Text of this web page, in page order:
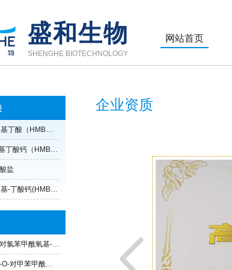
盛和生物
SHENGHE BIOTECHNOLOGY
网站首页
β-羟基-β-甲基丁酸（HMB酸）
β-羟基β-甲基丁酸钙（HMB钙）
盐
β-羟基-β-甲基-丁酸钙(HMB-ca) 无水
1-氯-3,5-二对氯苯甲酰氧基-2-脱氧-D-核糖
1-氯-3,5-二-O-对甲苯甲酰基-2-脱氧-D-呋喃核糖
企业资质